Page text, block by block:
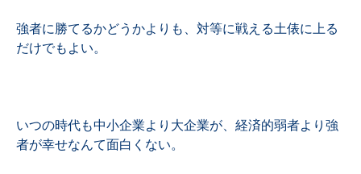
強者に勝てるかどうかよりも、対等に戦える土俵に上る
だけでもよい。
いつの時代も中小企業より大企業が、経済的弱者より強
者が幸せなんて面白くない。